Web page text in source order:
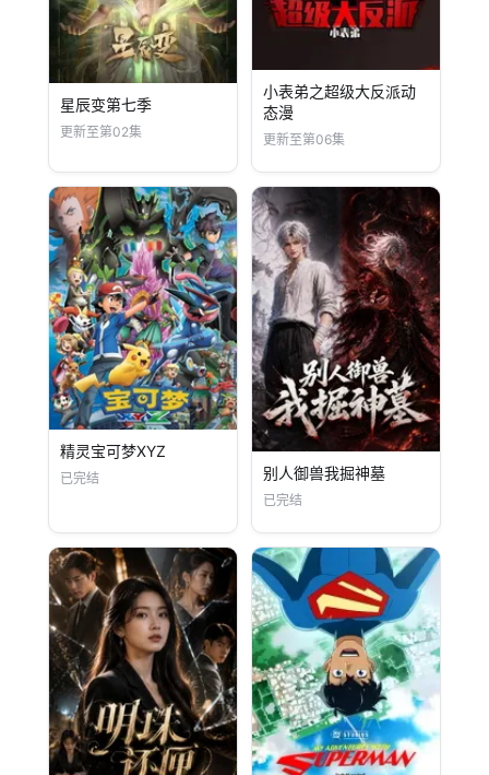
星辰变第七季
更新至第02集
小表弟之超级大反派动
态漫
更新至第06集
精灵宝可梦XYZ
已完结 别人御兽我掘神墓
已完结